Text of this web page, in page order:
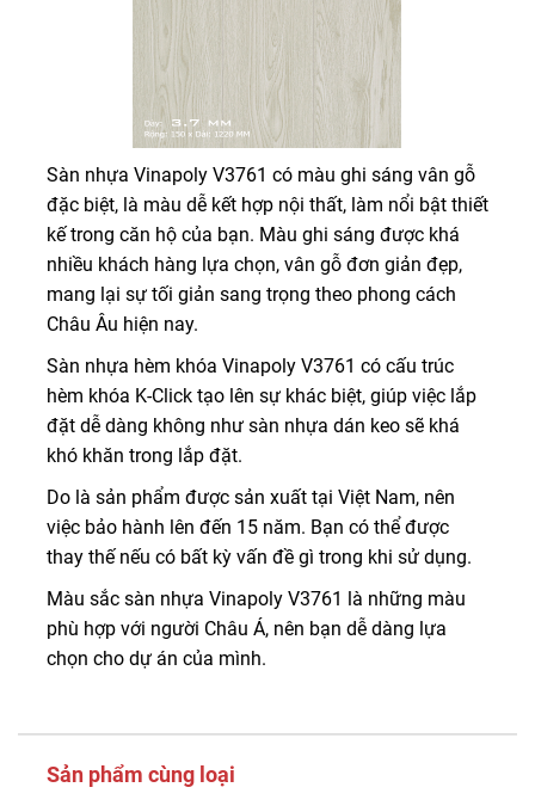
Sàn nhựa Vinapoly V3761 có màu ghi sáng vân gỗ
đặc biệt, là màu dễ kết hợp nội thất, làm nổi bật thiết
kế trong căn hộ của bạn. Màu ghi sáng được khá
nhiều khách hàng lựa chọn, vân gỗ đơn giản đẹp,
mang lại sự tối giản sang trọng theo phong cách
Châu Âu hiện nay.
Sàn nhựa hèm khóa Vinapoly V3761 có cấu trúc
hèm khóa K-Click tạo lên sự khác biệt, giúp việc lắp
đặt dễ dàng không như sàn nhựa dán keo sẽ khá
khó khăn trong lắp đặt.
Do là sản phẩm được sản xuất tại Việt Nam, nên
việc bảo hành lên đến 15 năm. Bạn có thể được
thay thế nếu có bất kỳ vấn đề gì trong khi sử dụng.
Màu sắc sàn nhựa Vinapoly V3761 là những màu
phù hợp với người Châu Á, nên bạn dễ dàng lựa
chọn cho dự án của mình.
Sản phẩm cùng loại